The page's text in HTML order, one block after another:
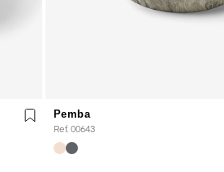
Pemba
Ref. 00643